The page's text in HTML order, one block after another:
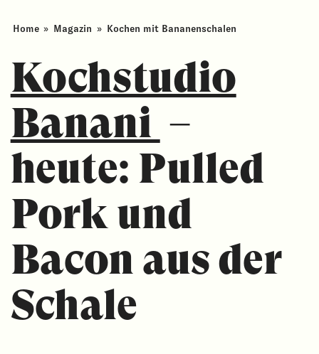
Home » Magazin » Kochen mit Bananenschalen
Kochstudio
Banani –
heute: Pulled
Pork und
Bacon aus der
Schale